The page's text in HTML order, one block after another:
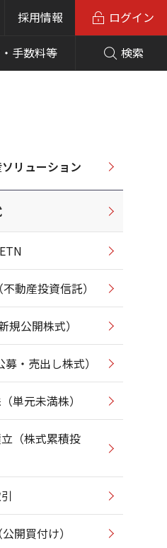
採用情報
手数料等 検索
ログイン
リューション
動産投資信託）
規公開株式）
募・売出し株式）
単元未満株）
（株式累積投
開買付け）